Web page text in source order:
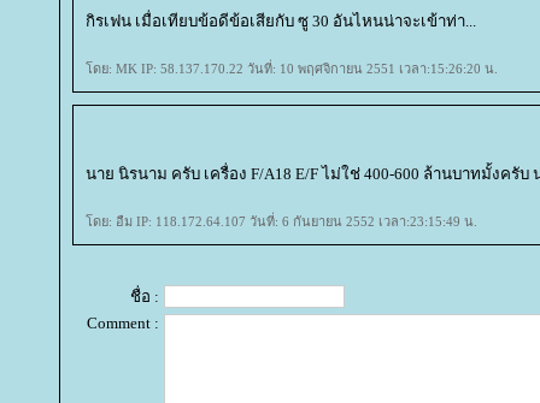
กิรเฟน เมื่อเทียบข้อดีข้อเสียกับ ซู 30 อันไหนน่าจะเข้าท่า...
ดย: MK IP: 58.137.170.22 วันที่: 10 พฤศจิกายน 2551 เวลา:15:26:20 น.
นาย นิรนาม ครับ เครื่อง F/A18 E/F ไม่ใช่ 400-600 ล้านบาทมั้งครับ
ดย: อืม IP: 118.172.64.107 วันที่: 6 กันยายน 2552 เวลา:23:15:49 น.
ชื่อ :
Comment :